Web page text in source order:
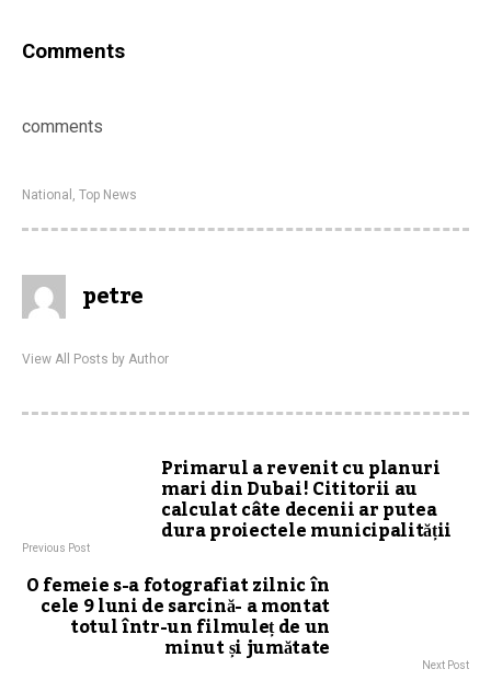
Comments
comments
National , Top News
petre
View All Posts by Author
Primarul a revenit cu planuri
mari din Dubai! Cititorii au
calculat câte decenii ar putea
dura proiectele municipalității
Previous Post
O femeie s-a fotografiat zilnic în
cele 9 luni de sarcină- a montat
totul într-un filmuleț de un
minut și jumătate Next Post